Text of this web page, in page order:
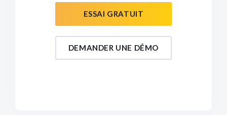
ESSAI GRATUIT
DEMANDER UNE DÉMO